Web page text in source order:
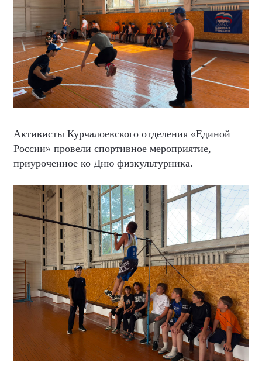
Активисты Курчалоевского отделения «Единой
России» провели спортивное мероприятие,
приуроченное ко Дню физкультурника.